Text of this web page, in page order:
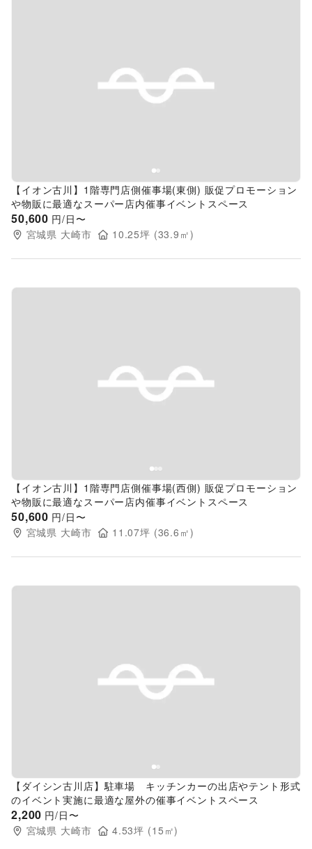
Previous slide
【イオン古川】1階専門店側催事場(東側) 販促プロモーション
や物販に最適なスーパー店内催事イベントスペース
50,600 円/日〜
宮城県 大崎市 10.25坪 (33.9 ㎡)
Previous slide
【イオン古川】1階専門店側催事場(西側) 販促プロモーション
や物販に最適なスーパー店内催事イベントスペース
50,600 円/日〜
宮城県 大崎市 11.07坪 (36.6 ㎡)
Previous slide
【ダイシン古川店】駐車場 キッチンカーの出店やテント形式
のイベント実施に最適な屋外の催事イベントスペース
2,200 円/日〜
宮城県 大崎市 4.53坪 (15 ㎡)